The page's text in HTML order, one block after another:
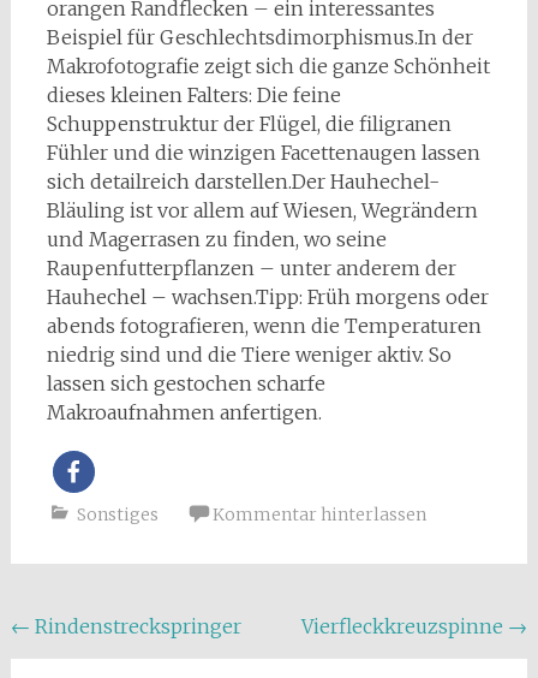
orangen Randflecken – ein interessantes
Beispiel für Geschlechtsdimorphismus.In der
Makrofotografie zeigt sich die ganze Schönheit
dieses kleinen Falters: Die feine
Schuppenstruktur der Flügel, die filigranen
Fühler und die winzigen Facettenaugen lassen
sich detailreich darstellen.Der Hauhechel-
Bläuling ist vor allem auf Wiesen, Wegrändern
und Magerrasen zu finden, wo seine
Raupenfutterpflanzen – unter anderem der
Hauhechel – wachsen.Tipp: Früh morgens oder
abends fotografieren, wenn die Temperaturen
niedrig sind und die Tiere weniger aktiv. So
lassen sich gestochen scharfe
Makroaufnahmen anfertigen.
Sonstiges Kommentar hinterlassen
Beitragsnavigation
← Rindenstreckspringer Vierfleckkreuzspinne →